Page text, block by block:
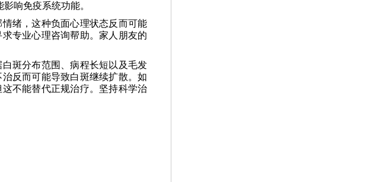
响免疫系统功能。
绪，这种负面心理状态反而可能
专业心理咨询帮助。家人朋友的
斑分布范围、病程长短以及毛发
反而可能导致白斑继续扩散。如
不能替代正规治疗。坚持科学治